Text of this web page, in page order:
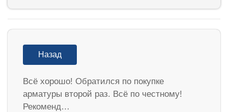
Назад
Всё хорошо! Обратился по покупке
арматуры второй раз. Всё по честному!
Рекоменд…